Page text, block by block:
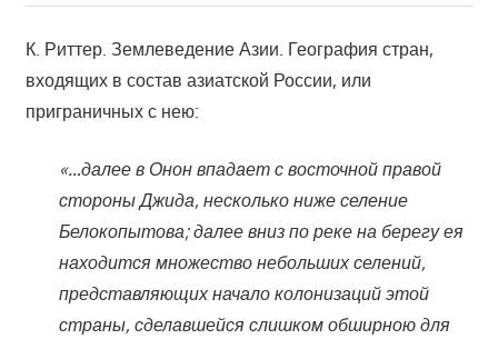
К. Риттер. Землеведение Азии. География стран,
входящих в состав азиатской России, или
приграничных с нею:
«…далее в Онон впадает с восточной правой
стороны Джида, несколько ниже селение
Белокопытова; далее вниз по реке на берегу ея
находится множество небольших селений,
представляющих начало колонизаций этой
страны, сделавшейся слишком обширною для